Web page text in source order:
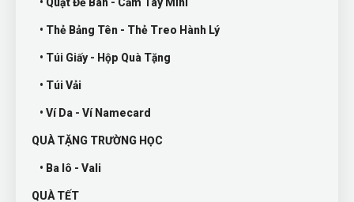
• Thẻ Bảng Tên - Thẻ Treo Hành Lý
• Túi Giấy - Hộp Quà Tặng
• Túi Vải
• Ví Da - Ví Namecard
QUÀ TẶNG TRƯỜNG HỌC
• Ba lô - Vali
QUÀ TẾT